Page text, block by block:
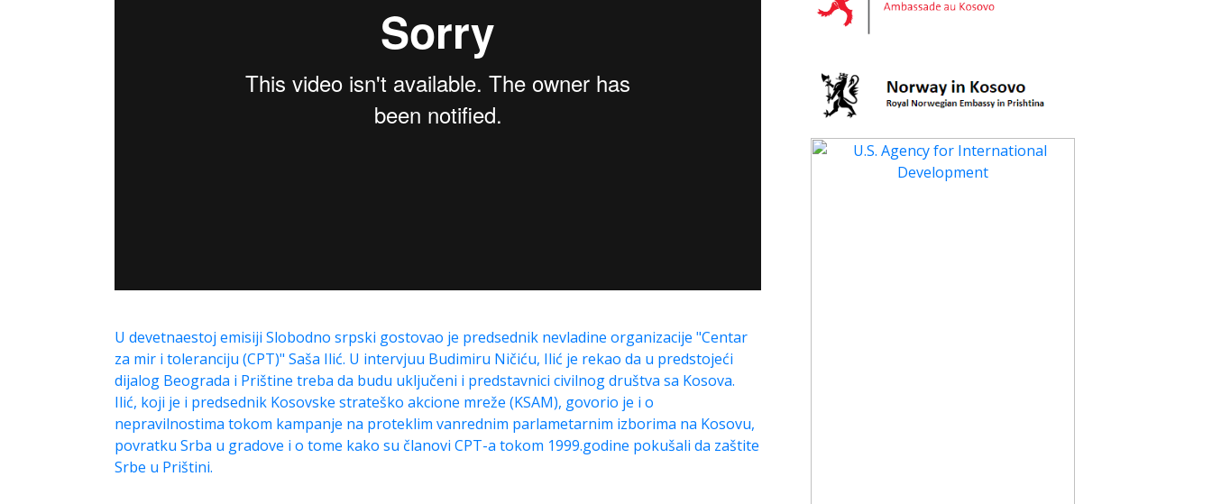
U devetnaestoj emisiji Slobodno srpski gostovao je predsednik nevladine organizacije "Centar
za mir i toleranciju (CPT)" Saša Ilić. U intervjuu Budimiru Ničiću, Ilić je rekao da u predstojeći
dijalog Beograda i Prištine treba da budu uključeni i predstavnici civilnog društva sa Kosova.
Ilić, koji je i predsednik Kosovske strateško akcione mreže (KSAM), govorio je i o
nepravilnostima tokom kampanje na proteklim vanrednim parlametarnim izborima na Kosovu,
povratku Srba u gradove i o tome kako su članovi CPT-a tokom 1999.godine pokušali da zaštite
Srbe u Prištini.